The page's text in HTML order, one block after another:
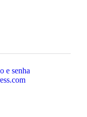
e senha